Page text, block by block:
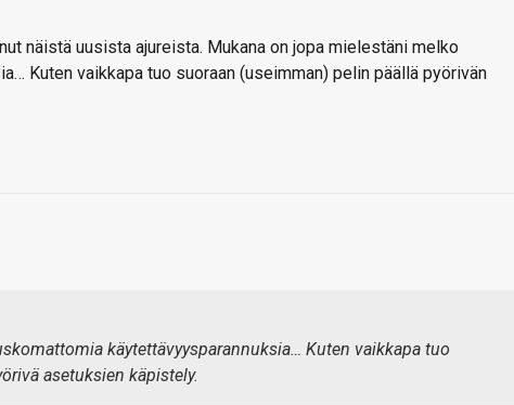
näistä uusista ajureista. Mukana on jopa mielestäni melko
Kuten vaikkapa tuo suoraan (useimman) pelin päällä pyörivän
käytettävyysparannuksia… Kuten vaikkapa tuo
asetuksien käpistely.